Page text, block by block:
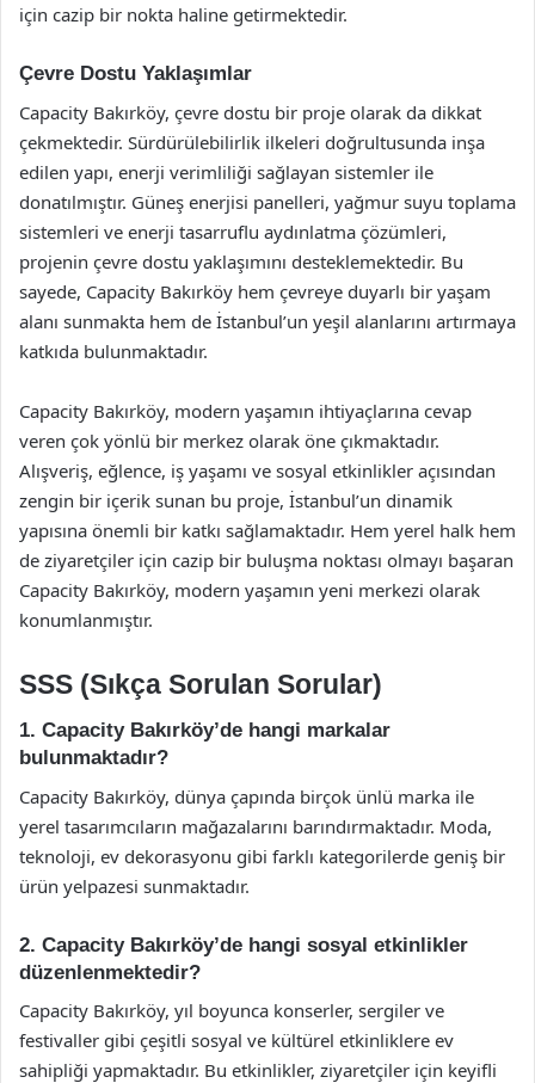
için cazip bir nokta haline getirmektedir.
Çevre Dostu Yaklaşımlar
Capacity Bakırköy, çevre dostu bir proje olarak da dikkat
çekmektedir. Sürdürülebilirlik ilkeleri doğrultusunda inşa
edilen yapı, enerji verimliliği sağlayan sistemler ile
donatılmıştır. Güneş enerjisi panelleri, yağmur suyu toplama
sistemleri ve enerji tasarruflu aydınlatma çözümleri,
projenin çevre dostu yaklaşımını desteklemektedir. Bu
sayede, Capacity Bakırköy hem çevreye duyarlı bir yaşam
alanı sunmakta hem de İstanbul’un yeşil alanlarını artırmaya
katkıda bulunmaktadır.
Capacity Bakırköy, modern yaşamın ihtiyaçlarına cevap
veren çok yönlü bir merkez olarak öne çıkmaktadır.
Alışveriş, eğlence, iş yaşamı ve sosyal etkinlikler açısından
zengin bir içerik sunan bu proje, İstanbul’un dinamik
yapısına önemli bir katkı sağlamaktadır. Hem yerel halk hem
de ziyaretçiler için cazip bir buluşma noktası olmayı başaran
Capacity Bakırköy, modern yaşamın yeni merkezi olarak
konumlanmıştır.
SSS (Sıkça Sorulan Sorular)
1. Capacity Bakırköy’de hangi markalar
bulunmaktadır?
Capacity Bakırköy, dünya çapında birçok ünlü marka ile
yerel tasarımcıların mağazalarını barındırmaktadır. Moda,
teknoloji, ev dekorasyonu gibi farklı kategorilerde geniş bir
ürün yelpazesi sunmaktadır.
2. Capacity Bakırköy’de hangi sosyal etkinlikler
düzenlenmektedir?
Capacity Bakırköy, yıl boyunca konserler, sergiler ve
festivaller gibi çeşitli sosyal ve kültürel etkinliklere ev
sahipliği yapmaktadır. Bu etkinlikler, ziyaretçiler için keyifli